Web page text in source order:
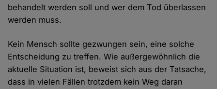
behandelt werden soll und wer dem Tod überlassen
werden muss.
Kein Mensch sollte gezwungen sein, eine solche
Entscheidung zu treffen. Wie außergewöhnlich die
aktuelle Situation ist, beweist sich aus der Tatsache,
dass in vielen Fällen trotzdem kein Weg daran